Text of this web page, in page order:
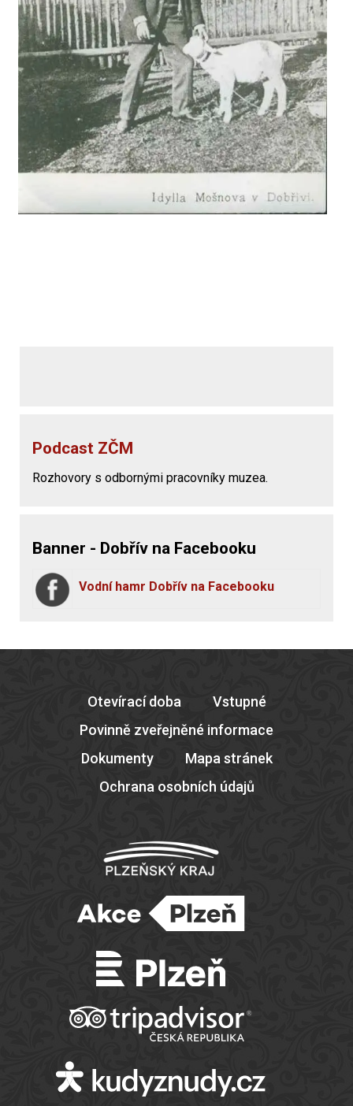
Podcast ZČM
Rozhovory s odbornými pracovníky muzea.
Banner - Dobřív na Facebooku
Vodní hamr Dobřív na Facebooku
Otevírací doba
Vstupné
Povinně zveřejněné informace
Dokumenty
Mapa stránek
Ochrana osobních údajů